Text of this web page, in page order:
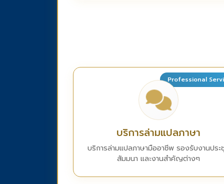
Professional
บริการล่ามแปลภาษา
บริการล่ามแปลภาษามืออาชีพ รองรับงานประ
สัมมนา และงานสำคัญต่างๆ